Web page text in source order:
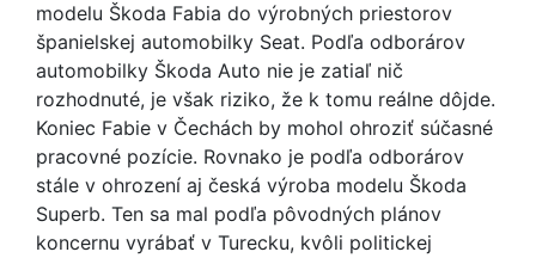
modelu Škoda Fabia do výrobných priestorov
španielskej automobilky Seat. Podľa odborárov
automobilky Škoda Auto nie je zatiaľ nič
rozhodnuté, je však riziko, že k tomu reálne dôjde.
Koniec Fabie v Čechách by mohol ohroziť súčasné
pracovné pozície. Rovnako je podľa odborárov
stále v ohrození aj česká výroba modelu Škoda
Superb. Ten sa mal podľa pôvodných plánov
koncernu vyrábať v Turecku, kvôli politickej